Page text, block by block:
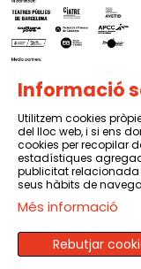
Sitemap | Avís
Informació
Utilitzem cookies
del lloc web, i si ens
cookies per recopilar
estadístiques
publicitat relacionada
seus hàbits de
Més informació
Rebutjar